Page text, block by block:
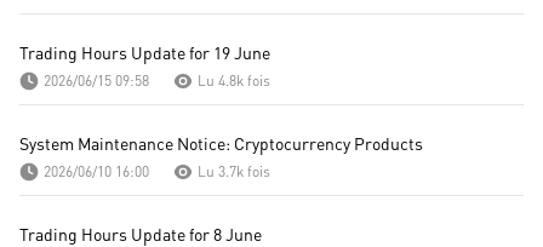
Trading Hours Update for 19 June
2026/06/15 09:58 Lu 4.8k fois
System Maintenance Notice: Cryptocurrency Products
2026/06/10 16:00 Lu 3.7k fois
Trading Hours Update for 8 June